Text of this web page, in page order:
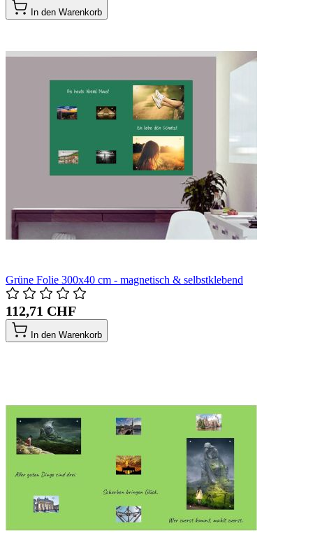
In den Warenkorb
Grüne Folie 300x40 cm - magnetisch & selbstklebend
112,71 CHF
In den Warenkorb